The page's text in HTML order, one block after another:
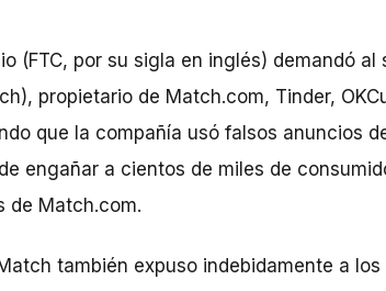
(FTC, por su sigla en inglés) demandó
propietario de Match.com, Tinder,
que la compañía usó falsos anuncios
engañar a cientos de miles de
de Match.com.
también expuso indebidamente a